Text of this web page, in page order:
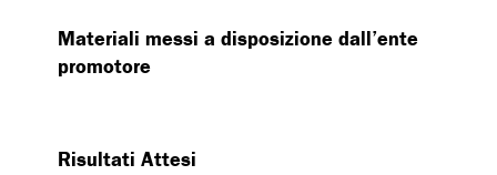
Materiali messi a disposizione dall’ente
promotore
Risultati Attesi